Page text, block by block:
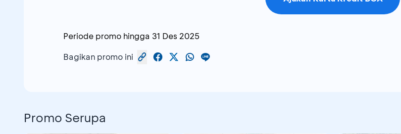
Periode promo hingga 31 Des 2025
Bagikan promo ini
Promo Serupa